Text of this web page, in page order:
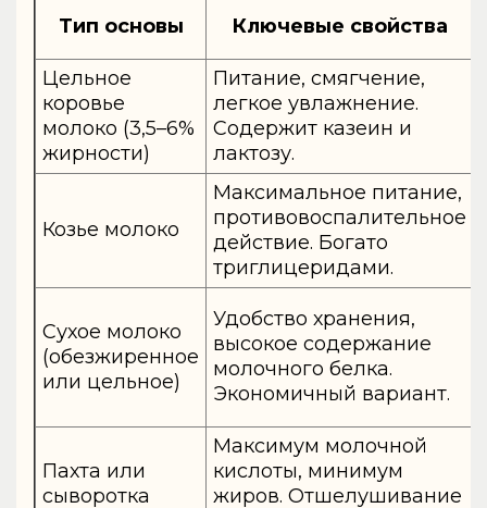
Тип основы Ключевые свойства
Цельное
коровье
молоко (3,5–6%
жирности)
Питание, смягчение,
легкое увлажнение.
Содержит казеин и
лактозу.
Козье молоко
Максимальное питание,
противовоспалительное
действие. Богато
триглицеридами.
Сухое молоко
(обезжиренное
или цельное)
Удобство хранения,
высокое содержание
молочного белка.
Экономичный вариант.
Пахта или
сыворотка
Максимум молочной
кислоты, минимум
жиров. Отшелушивание